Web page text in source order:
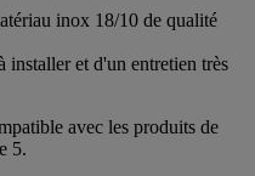
inox 18/10 de qualité
installer et d'un entretien très
avec les produits de
5.